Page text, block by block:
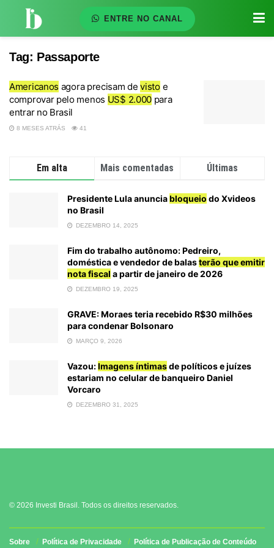
ENTRE NO CANAL
Tag: Passaporte
Americanos agora precisam devistoe
comprovar pelo menos US$ 2.000 para
entrar no Brasil
8 MESES ATRÁS 41
Em alta Mais comentadas Últimas
Presidente Lula anunciabloqueio do Xvideos
no Brasil
DEZEMBRO 14, 2025
Fim do trabalho autônomo: Pedreiro,
doméstica e vendedor de balasterão que emitir
nota fiscal a partir de janeiro de 2026
DEZEMBRO 19, 2025
GRAVE: Moraes teria recebido R$30 milhões
para condenar Bolsonaro
MARÇO 9, 2026
Vazou:Imagens íntimasde políticos e juízes
estariam no celular de banqueiro Daniel
Vorcaro
DEZEMBRO 31, 2025
© 2026 Investi Brasil. Todos os direitos reservados.
Sobre Política de Privacidade Política de Publicação de Conteúdo